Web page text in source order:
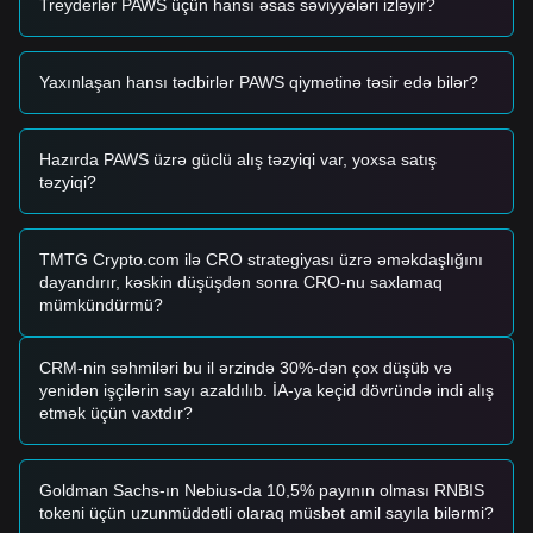
yaxınlaşır və reversiya əlamətləri göstərirsə (məsələn, uzun
aşağı kölgə), bu, qısamüddətli alış imkanı yarada bilər.
yuxarı qırılırsa və ticarət həcmi əhəmiyyətli dərəcədə artırsa,
Risk ssenarisi
• Əgər PAWS qiyməti$0.000000001000psixoloji dəstəyin
altına düşərsə, bazar daha dərin qısamüddətli korrektə
Alış strategiyası
Hazırkı bazar strukturu əsasında analitiklər aşağıdakı
strategiyaları təklif edir:
• PAWS qiymətinin$0.000000001050ərazisinə geri
çəkilməsini gözləyin və mərhələli şəkildə yığımı həyata
keçirin.
• Alternativ olaraq,$0.000000001380
daxil olun.
• Əgər qiymət$0.000000001380-i uğurla keçərsə, yeni
yüksəliş trendi formalaşa bilər. Bu mərhələ üçün növbəti
Treyderlər PAWS üçün hansı əsas səviyyələri izləyir?
Yaxınlaşan hansı tədbirlər PAWS qiymətinə təsir edə bilər?
Hazırda PAWS üzrə güclü alış təzyiqi var, yoxsa satış
təzyiqi?
TMTG Crypto.com ilə CRO strategiyası üzrə əməkdaşlığını
dayandırır, kəskin düşüşdən sonra CRO-nu saxlamaq
mümkündürmü?
CRM-nin səhmiləri bu il ərzində 30%-dən çox düşüb və
yenidən işçilərin sayı azaldılıb. İA-ya keçid dövründə indi alış
etmək üçün vaxtdır?
Goldman Sachs-ın Nebius-da 10,5% payının olması RNBIS
tokeni üçün uzunmüddətli olaraq müsbət amil sayıla bilərmi?